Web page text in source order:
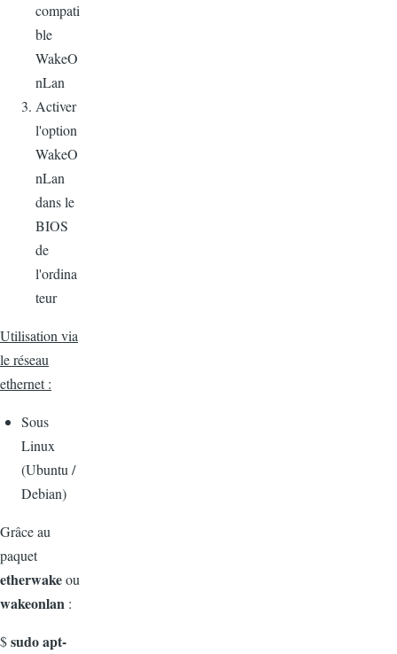
compati
ble
WakeO
nLan
Activer
l'option
WakeO
nLan
dans le
BIOS
de
l'ordina
teur
Utilisation via
le réseau
ethernet :
Sous
Linux
(Ubuntu /
Debian)
Grâce au
paquet
etherwakeou
wakeonlan :
$sudo apt-